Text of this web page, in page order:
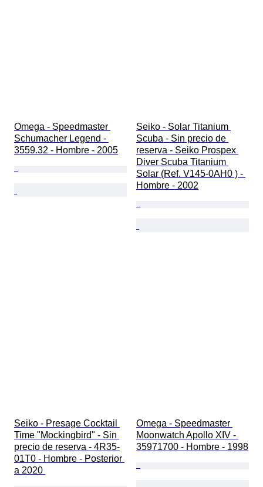
Omega - Speedmaster
Schumacher Legend -
3559.32 - Hombre - 2005
Seiko - Solar Titanium
Scuba - Sin precio de
reserva - Seiko Prospex
Diver Scuba Titanium
Solar (Ref. V145-0AH0 ) -
Hombre - 2002
Seiko - Presage Cocktail
Time "Mockingbird" - Sin
precio de reserva - 4R35-
01T0 - Hombre - Posterior
a 2020
Omega - Speedmaster
Moonwatch Apollo XIV -
35971700 - Hombre - 1998